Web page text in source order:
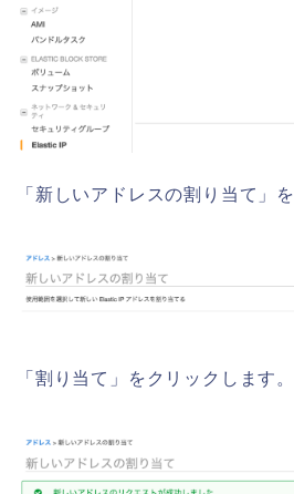
「新しいアドレスの割り当て」
「割り当て」をクリックします。